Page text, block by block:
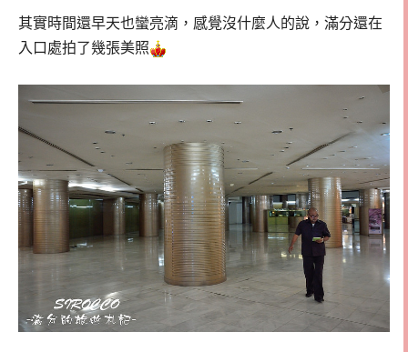
其實時間還早天也蠻亮滴，感覺沒什麼人的說，滿分還在
入口處拍了幾張美照